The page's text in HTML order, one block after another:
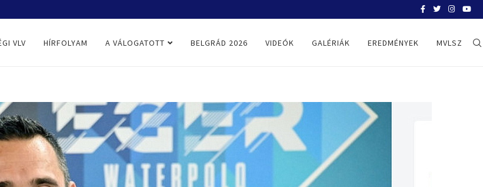
VLV HÍRFOLYAM A VÁLOGATOTT BELGRÁD 2026 VIDEÓK GALÉRIÁK EREDMÉNYEK MVLSZ